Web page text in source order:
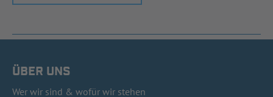
ÜBER UNS
Wer wir sind & wofür wir stehen